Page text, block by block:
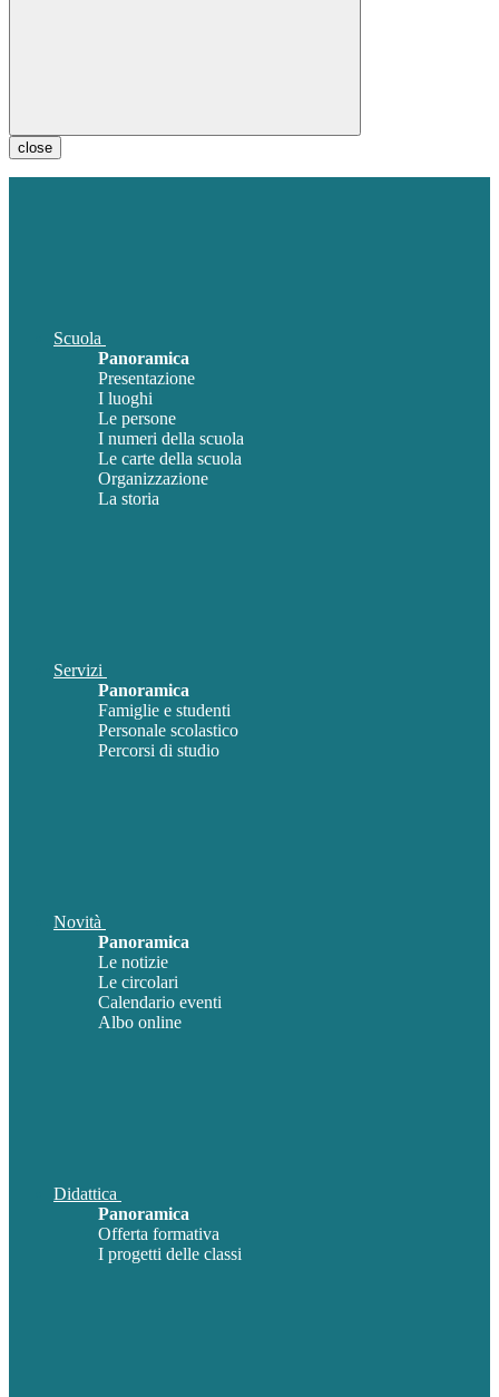
close
Scuola
Panoramica
Presentazione
I luoghi
Le persone
I numeri della scuola
Le carte della scuola
Organizzazione
La storia
Servizi
Panoramica
Famiglie e studenti
Personale scolastico
Percorsi di studio
Novità
Panoramica
Le notizie
Le circolari
Calendario eventi
Albo online
Didattica
Panoramica
Offerta formativa
I progetti delle classi